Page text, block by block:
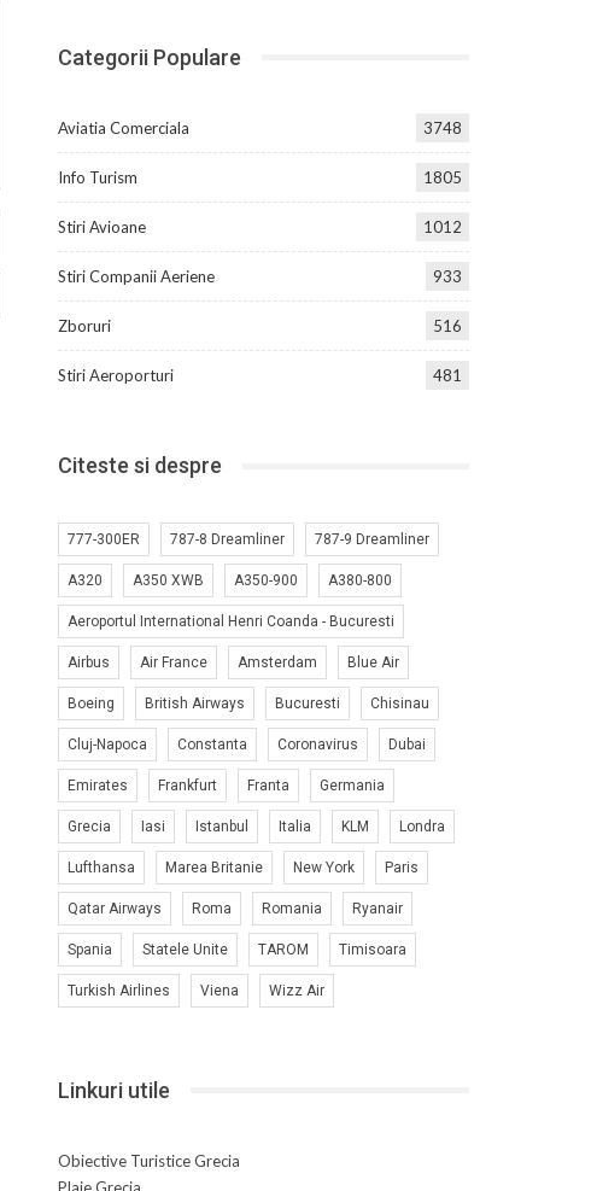
Categorii Populare
Aviatia Comerciala 3748
Info Turism 1805
Stiri Avioane 1012
Stiri Companii Aeriene 933
Zboruri 516
Stiri Aeroporturi 481
Citeste si despre
777-300ER 787-8 Dreamliner 787-9 Dreamliner
A320 A350 XWB A350-900 A380-800
Aeroportul International Henri Coanda - Bucuresti
Airbus Air France Amsterdam Blue Air
Boeing British Airways Bucuresti Chisinau
Cluj-Napoca Constanta Coronavirus Dubai
Emirates Frankfurt Franta Germania
Grecia Iasi Istanbul Italia KLM Londra
Lufthansa Marea Britanie New York Paris
Qatar Airways Roma Romania Ryanair
Spania Statele Unite TAROM Timisoara
Turkish Airlines Viena Wizz Air
Linkuri utile
Obiective Turistice Grecia
Plaje Grecia